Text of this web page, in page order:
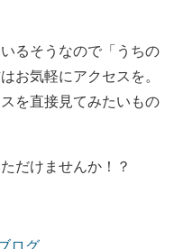
るそうなので「うちの
お気軽にアクセスを。
を直接見てみたいもの
だけませんか！？
ログ